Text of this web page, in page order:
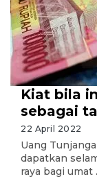
Kiat bila
sebagai
22 April 2022
Uang
dapatkan
raya bagi umat